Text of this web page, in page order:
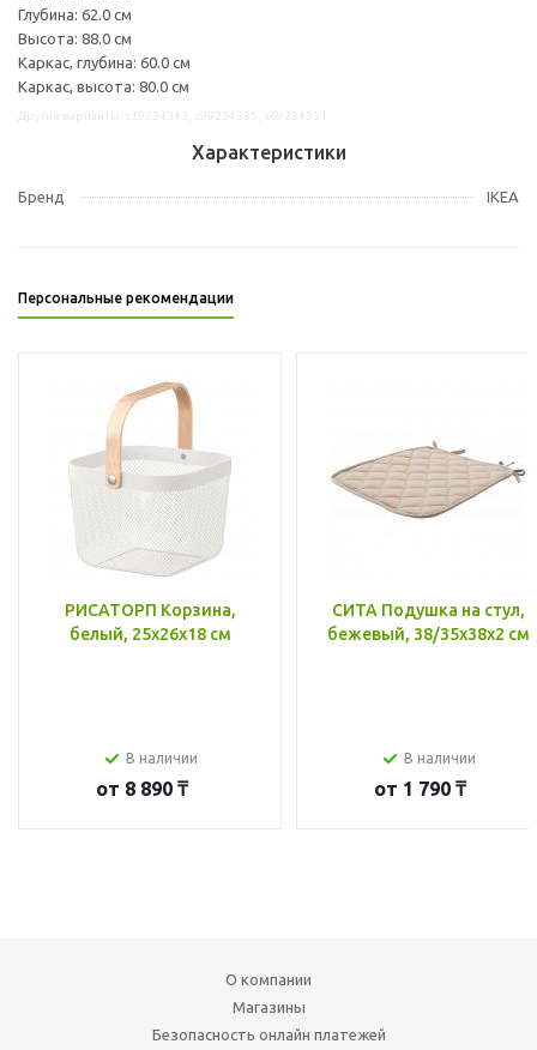
Глубина: 62.0 см
Высота: 88.0 см
Каркас, глубина: 60.0 см
Каркас, высота: 80.0 см
Характеристики
Бренд IKEA
Персональные рекомендации
РИСАТОРП Корзина,
белый, 25x26x18 см
В наличии
от 8 890 ₸
СИТА Подушка на стул,
бежевый, 38/35x38x2 см
В наличии
от 1 790 ₸
О компании
Магазины
Безопасность онлайн платежей